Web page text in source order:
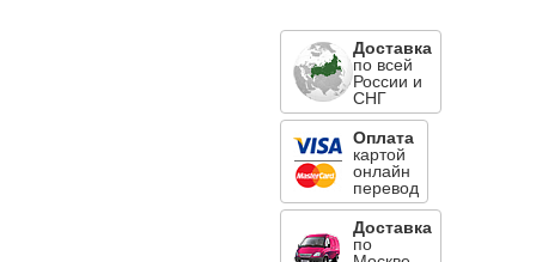
Доставка
по всей
России и
СНГ
Оплата
картой
онлайн
перевод
Доставка
по